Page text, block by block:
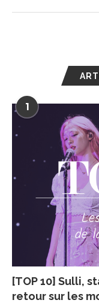
1
[TOP 10] Sulli,
retour sur les